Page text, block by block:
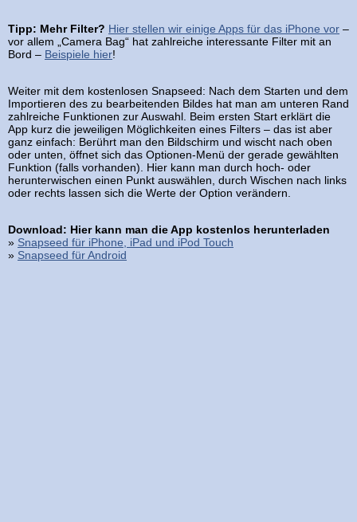
Tipp: Mehr Filter? Hier stellen wir einige Apps für das iPhone vor –
vor allem „Camera Bag“ hat zahlreiche interessante Filter mit an
Bord – Beispiele hier!
Weiter mit dem kostenlosen Snapseed: Nach dem Starten und dem
Importieren des zu bearbeitenden Bildes hat man am unteren Rand
zahlreiche Funktionen zur Auswahl. Beim ersten Start erklärt die
App kurz die jeweiligen Möglichkeiten eines Filters – das ist aber
ganz einfach: Berührt man den Bildschirm und wischt nach oben
oder unten, öffnet sich das Optionen-Menü der gerade gewählten
Funktion (falls vorhanden). Hier kann man durch hoch- oder
herunterwischen einen Punkt auswählen, durch Wischen nach links
oder rechts lassen sich die Werte der Option verändern.
Download: Hier kann man die App kostenlos herunterladen
» Snapseed für iPhone, iPad und iPod Touch
» Snapseed für Android